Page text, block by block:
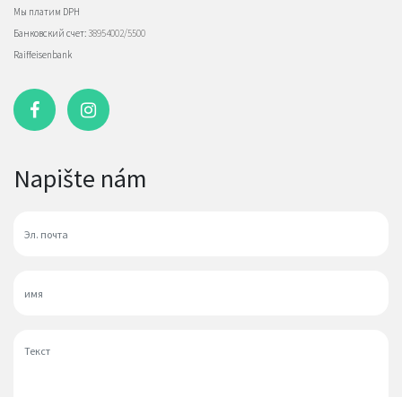
Мы платим DPH
Банковский счет: 38954002/5500
Raiffeisenbank
Napište nám